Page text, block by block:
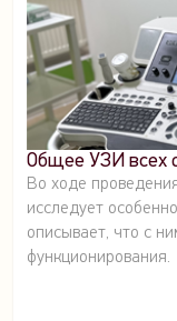
Общее УЗИ всех
Во ходе
исследует
описывает, что с
функционирования.